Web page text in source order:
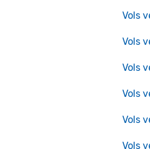
Vols
Vols
Vols
Vols
Vols
Vols